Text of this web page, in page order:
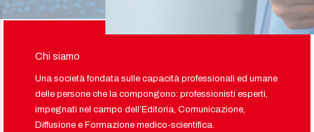
Chi siamo
Una società fondata sulle capacità professionali ed umane
delle persone che la compongono: professionisti esperti,
impegnati nel campo dell’Editoria, Comunicazione,